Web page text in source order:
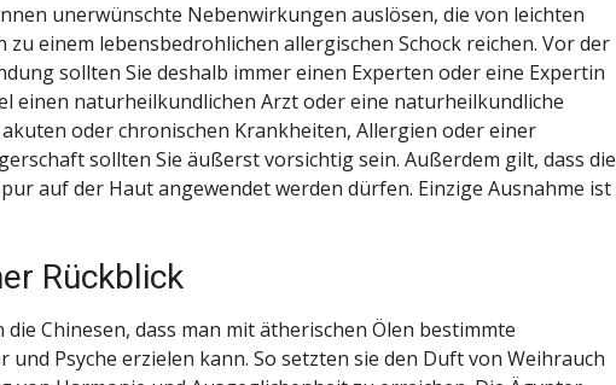
unerwünschte Nebenwirkungen auslösen, die von leichten
einem lebensbedrohlichen allergischen Schock reichen. Vor der
sollten Sie deshalb immer einen Experten oder eine Expertin
einen naturheilkundlichen Arzt oder eine naturheilkundliche
oder chronischen Krankheiten, Allergien oder einer
sollten Sie äußerst vorsichtig sein. Außerdem gilt, dass die
auf der Haut angewendet werden dürfen. Einzige Ausnahme ist
Rückblick
Chinesen, dass man mit ätherischen Ölen bestimmte
Psyche erzielen kann. So setzten sie den Duft von Weihrauch